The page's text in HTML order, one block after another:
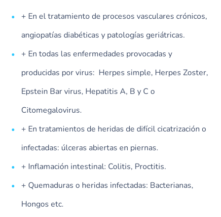
+ En el tratamiento de procesos vasculares crónicos,
angiopatías diabéticas y patologías geriátricas.
+ En todas las enfermedades provocadas y
producidas por virus: Herpes simple, Herpes Zoster,
Epstein Bar virus, Hepatitis A, B y C o
Citomegalovirus.
+ En tratamientos de heridas de difícil cicatrización o
infectadas: úlceras abiertas en piernas.
+ Inflamación intestinal: Colitis, Proctitis.
+ Quemaduras o heridas infectadas: Bacterianas,
Hongos etc.